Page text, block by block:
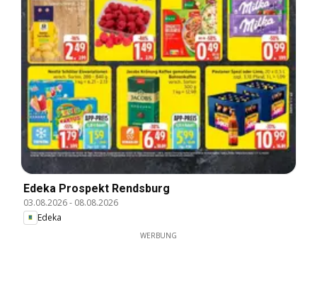
Edeka Prospekt Rendsburg
03.08.2026- 08.08.2026
Edeka
WERBUNG